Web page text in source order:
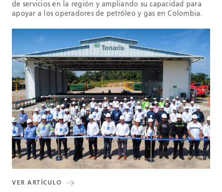
de servicios en la región y ampliando su capacidad para
apoyar a los operadores de petróleo y gas en Colombia.
VER ARTÍCULO